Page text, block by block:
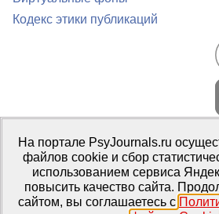
Кодекс этики публикаций
Портал психологических изданий
Правила использования материалов
Свидетельство регистрации СМИЭл №
2016 г.
Издатель: ФГБОУ ВО МГППУ
На портале PsyJournals.ru
файлов cookie и сбор
использованием сервиса
повысить качество сайта.
сайтом, вы соглашаетесь с